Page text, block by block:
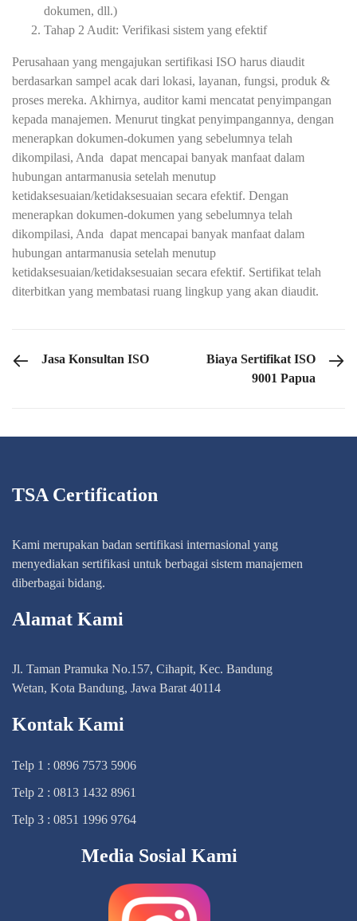
dokumen, dll.)
Tahap 2 Audit: Verifikasi sistem yang efektif
Perusahaan yang mengajukan sertifikasi ISO harus diaudit
berdasarkan sampel acak dari lokasi, layanan, fungsi, produk &
proses mereka. Akhirnya, auditor kami mencatat penyimpangan
kepada manajemen. Menurut tingkat penyimpangannya, dengan
menerapkan dokumen-dokumen yang sebelumnya telah
dikompilasi, Anda dapat mencapai banyak manfaat dalam
hubungan antarmanusia setelah menutup
ketidaksesuaian/ketidaksesuaian secara efektif. Dengan
menerapkan dokumen-dokumen yang sebelumnya telah
dikompilasi, Anda dapat mencapai banyak manfaat dalam
hubungan antarmanusia setelah menutup
ketidaksesuaian/ketidaksesuaian secara efektif. Sertifikat telah
diterbitkan yang membatasi ruang lingkup yang akan diaudit.
PREVIOUS POST
Jasa Konsultan ISO NEXT POST
Biaya Sertifikat ISO
9001 Papua
TSA Certification
Kami merupakan badan sertifikasi internasional yang
menyediakan sertifikasi untuk berbagai sistem manajemen
diberbagai bidang.
Alamat Kami
Jl. Taman Pramuka No.157, Cihapit, Kec. Bandung
Wetan, Kota Bandung, Jawa Barat 40114
Kontak Kami
Telp 1 : 0896 7573 5906
Telp 2 : 0813 1432 8961
Telp 3 : 0851 1996 9764
Media Sosial Kami